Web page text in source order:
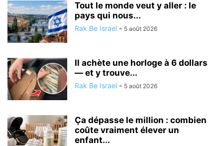
Tout le monde veut y aller : le
pays qui nous...
Rak Be Israel - 5 août 2026
Il achète une horloge à 6 dollars
— et y trouve...
Rak Be Israel - 5 août 2026
Ça dépasse le million : combien
coûte vraiment élever un
enfant...